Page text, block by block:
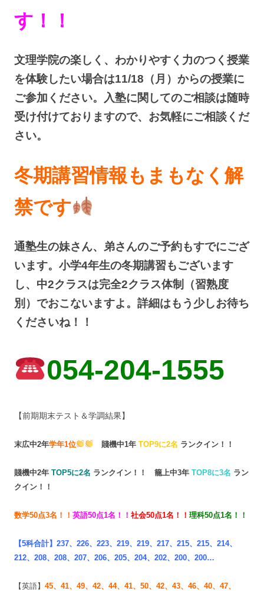
す！！
文理学院の楽しく、わかりやすく力のつく授業
を体験したい場合は11/18（月）からの授業に
ご参加ください。入塾に関してのご相談は随時
受け付けておりますので、お気軽にご相談くだ
さい。
冬期講習情報もまもなく解
禁です
通塾生の妹さん、弟さんのご予約もすでにござ
います。小学4年生の冬期講習もございます
し、中2クラスは完全2クラス体制（習熟度
別）でおこないますよ。詳細はもう少しお待ち
くださいね！！
054-204-1555
【前期期末テスト＆学調結果】
末広中2年学年1位 賤機中1年TOP9に2名 ランクイン！！
賤機中2年 TOP5に2名 ランクイン！！ 籠上中3年 TOP8に3名 ラン
クイン！！
数学50点3名！！ 英語50点1名！！ 社会50点1名！！ 理科50点1名！！
【5科合計】237、226、223、219、219、217、215、215、214、
212、208、208、207、206、205、204、202、200、200…
【英語】 45、41、49、42、44、 41、50、42、43、46、 40、47、